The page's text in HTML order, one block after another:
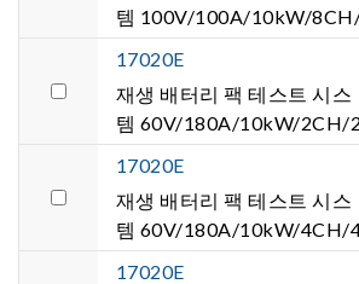
템 100V/100A/10kW/
17020E
재생 배터리 팩 테스트 시스
템 60V/180A/10kW/2CH/
17020E
재생 배터리 팩 테스트 시스
템 60V/180A/10kW/4CH/
17020E